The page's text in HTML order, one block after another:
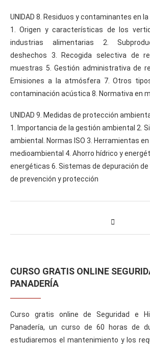
UNIDAD 8. Residuos y contaminantes en
1. Origen y características de los
industrias alimentarias 2.
deshechos 3. Recogida selectiva de
muestras 5. Gestión administrativa de
Emisiones a la atmósfera 7. Otros
contaminación acústica 8. Normativa en
UNIDAD 9. Medidas de protección
1. Importancia de la gestión ambiental 2.
ambiental. Normas ISO 3. Herramientas
medioambiental 4. Ahorro hídrico y
energéticas 6. Sistemas de depuración
de prevención y protección
CURSO GRATIS ONLINE
PANADERÍA
Curso gratis online de Seguridad e
Panadería, un curso de 60 horas de
estudiaremos el mantenimiento y los